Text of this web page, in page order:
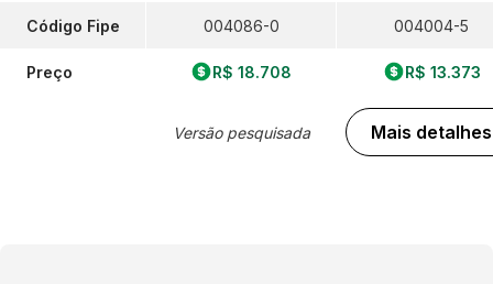
Código Fipe
Preço
004086-0
R$ 18.708
Versão pesquisada
004004-5
R$ 13.373
Mais detalhes